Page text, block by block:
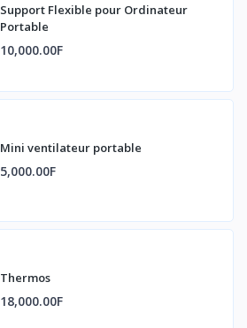
Support Flexible pour Ordinateur
Portable
10,000.00F
Mini ventilateur portable
5,000.00F
Thermos
18,000.00F